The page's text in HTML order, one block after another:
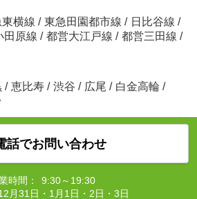
横線 / 東急田園都市線 / 日比谷線 /
田原線 / 都営大江戸線 / 都営三田線 /
/ 恵比寿 / 渋谷 / 広尾 / 白金高輪 /
話でお問い合わせ
時間：
9:30～19:30
月31日・1月1日・2日・3日